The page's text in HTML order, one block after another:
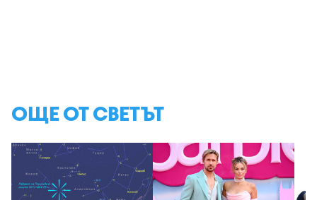
ОЩЕ ОТ СВЕТЪТ